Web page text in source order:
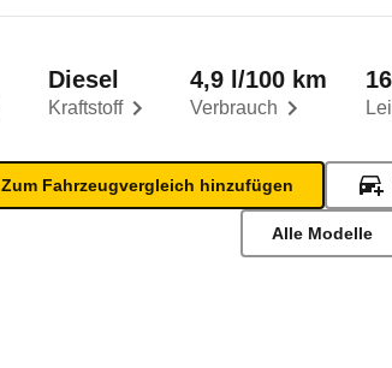
Kraftstoff
Diesel
Verbrauch
4,9 l/100 km
Zum Fahrzeugvergleich hinzufügen
Alle Modelle